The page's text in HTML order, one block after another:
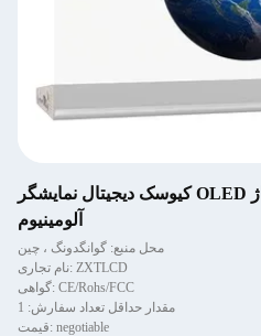
کیوسک دیجیتال نمایشگر OLED شفاف 77 اینچی با قاب آلیاژ
آلومینیوم
محل منبع: گوانگدونگ ، چین
نام تجاری: ZXTLCD
گواهی: CE/Rohs/FCC
مقدار حداقل تعداد سفارش: 1
قیمت: negotiable